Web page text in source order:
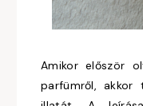
Amikor először
parfümről, akkor